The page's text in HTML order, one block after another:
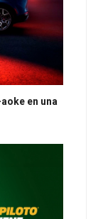
en una